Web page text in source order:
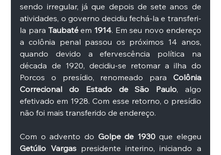
sendo irregular, já que depois de sete anos de
atividades, o governo decidiu fechá-la e transferi-
la para Taubaté em 1914. Em seu novo endereço
a colônia penal passou os próximos 14 anos,
quando devido a efervescência política na
década de 1920, decidiu-se retomar a ilha do
Porcos o presídio, renomeado para Colônia
Correcional do Estado de São Paulo, algo
efetivado em 1928. Com esse retorno, o presídio
não foi mais transferido de endereço.
Com o advento do Golpe de 1930
Getúlio Vargas presidente interino, iniciando a